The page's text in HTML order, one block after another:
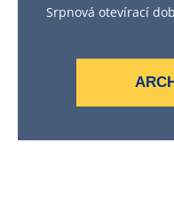
Srpnová otevírací